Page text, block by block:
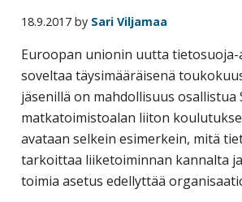
18.9.2017by Sari Viljamaa
Euroopan unionin uutta tietosuoja-
soveltaa täysimääräisenä
jäsenillä on mahdollisuus osallistua
matkatoimistoalan liiton
avataan selkein esimerkein, mitä
tarkoittaa liiketoiminnan kannalta
toimia asetus edellyttää